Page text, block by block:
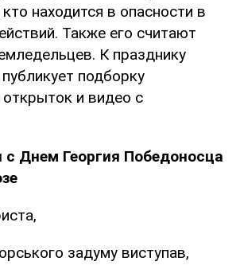
кто находится в опасности в
Также его считают
К празднику
публикует подборку
и видео с
с Днем Георгия Победоносца
задуму виступав,